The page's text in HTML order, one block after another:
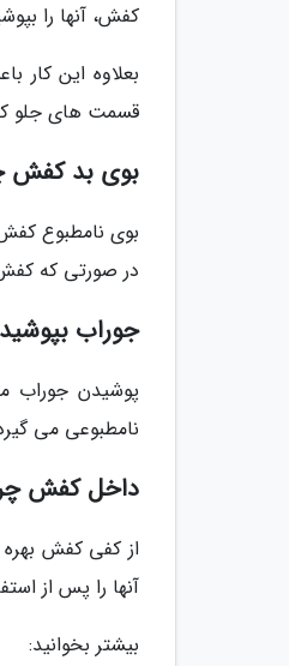
کفش، آنها را
بعلاوه این
قسمت های جلو
بوی بد کفش
بوی نامطبوع کفش
در صورتی که
جوراب بپوشید
پوشیدن جوراب
نامطبوعی می
داخل کفش
از کفی کفش
آنها را پس از
بیشتر بخوانید: